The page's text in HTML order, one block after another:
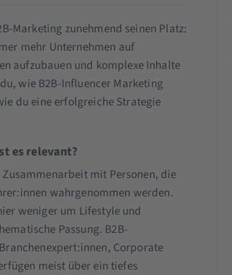
Marketing zunehmend seinen Platz:
mehr Unternehmen auf
aufzubauen und komplexe Inhalte
wie B2B-Influencer Marketing
du eine erfolgreiche Strategie
es relevant?
mit Personen, die
wahrgenommen werden.
weniger um Lifestyle und
Passung. B2B-
Corporate
meist über ein tiefes